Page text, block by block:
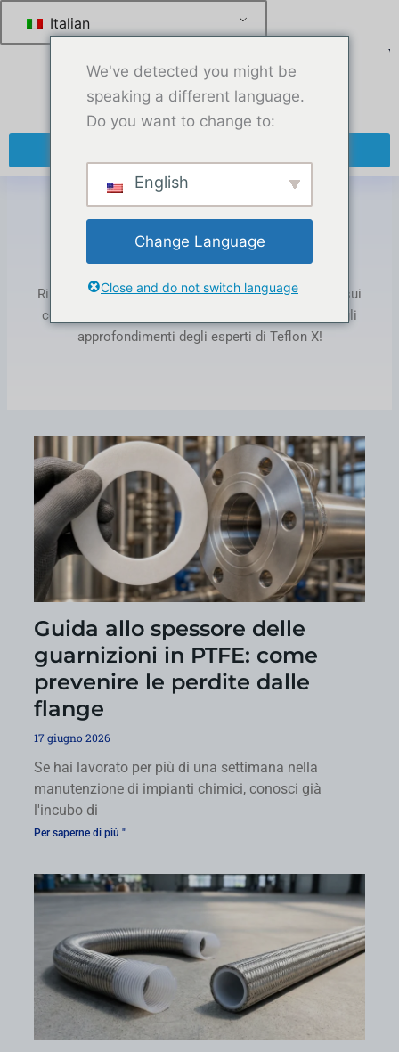
Italian
Rimani aggiornato sulle tendenze del settore PTFE, sui
consigli sui prodotti e sulle novità aziendali. Leggi gli
approfondimenti degli esperti di Teflon X!
Guida allo spessore delle
guarnizioni in PTFE: come
prevenire le perdite dalle
flange
17 giugno 2026
Se hai lavorato per più di una settimana nella
manutenzione di impianti chimici, conosci già
l'incubo di
Per saperne di più "
PaginaPaginaPaginaPaginaPaginaPaginaPaginaPagina
We've detected you might be
speaking a different language.
Do you want to change to:
English
Change Language
Close and do not switch language